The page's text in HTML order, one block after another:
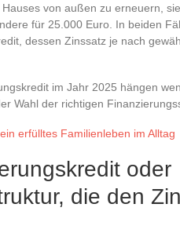
von außen zu erneuern,
für 25.000 Euro. In beiden
dessen Zinssatz je nach
im Jahr 2025 hängen
Wahl der richtigen
erfülltes Familienleben im Alltag
oder
die den